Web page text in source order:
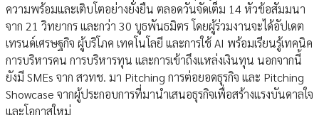
ความพร้อมและเติบโตอย่างยั่งยืน ตลอดวันจัดเต็ม 14 หัวข้อสัมมนา
จาก 21 วิทยากร และกว่า 30 บูธพันธมิตร โดยผู้ร่วมงานจะได้อัปเดต
เทรนด์เศรษฐกิจ ผู้บริโภค เทคโนโลยี และการใช้ AI พร้อมเรียนรู้เทคนิค
การบริหารคน การบริหารทุน และการเข้าถึงแหล่งเงินทุน นอกจากนี้
ยังมี SMEs จาก สวทช. มา Pitching การต่อยอดธุรกิจ และ Pitching
Showcase จากผู้ประกอบการที่มานำเสนอธุรกิจเพื่อสร้างแรงบันดาลใจ
และโอกาสใหม่